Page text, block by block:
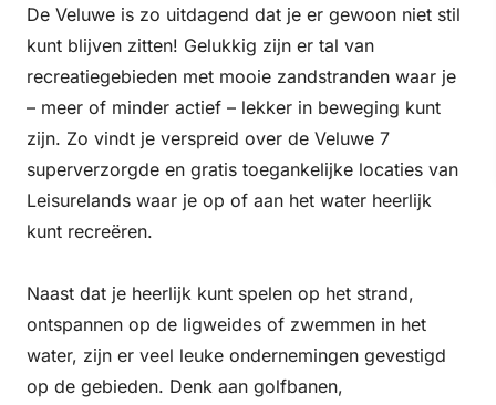
De Veluwe is zo uitdagend dat je er gewoon niet stil
kunt blijven zitten! Gelukkig zijn er tal van
recreatiegebieden met mooie zandstranden waar je
– meer of minder actief – lekker in beweging kunt
zijn. Zo vindt je verspreid over de Veluwe 7
superverzorgde en gratis toegankelijke locaties van
Leisurelands waar je op of aan het water heerlijk
kunt recreëren.
Naast dat je heerlijk kunt spelen op het strand,
ontspannen op de ligweides of zwemmen in het
water, zijn er veel leuke ondernemingen gevestigd
op de gebieden. Denk aan golfbanen,